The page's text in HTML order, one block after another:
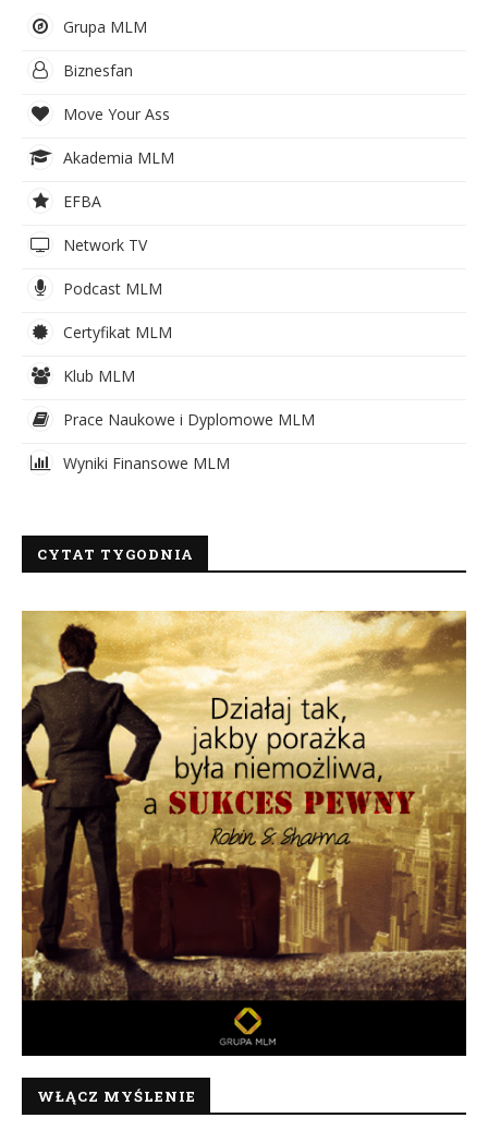
Grupa MLM
Biznesfan
Move Your Ass
Akademia MLM
EFBA
Network TV
Podcast MLM
Certyfikat MLM
Klub MLM
Prace Naukowe i Dyplomowe MLM
Wyniki Finansowe MLM
CYTAT TYGODNIA
WŁĄCZ MYŚLENIE